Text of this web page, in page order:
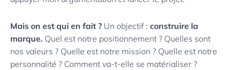
Mais on est qui en fait ? Un objectif : construire la
marque. Quel est notre positionnement ? Quelles sont
nos valeurs ? Quelle est notre mission ? Quelle est notre
personnalité ? Comment va-t-elle se matérialiser ?